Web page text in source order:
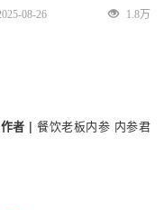
08-26 1.8万
作者 | 餐饮老板内参 内参君